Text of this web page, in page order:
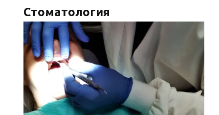
Стоматология